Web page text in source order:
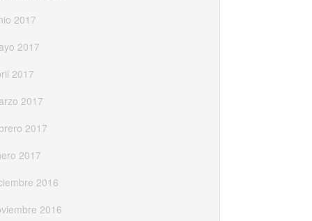
2017
2017
2017
2017
2017
2017
2016
2016